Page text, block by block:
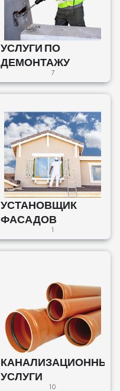
УСЛУГИ ПО
ДЕМОНТАЖУ
7
УСТАНОВЩИК
ФАСАДОВ
1
КАНАЛИЗАЦИОННЫЕ
УСЛУГИ
10